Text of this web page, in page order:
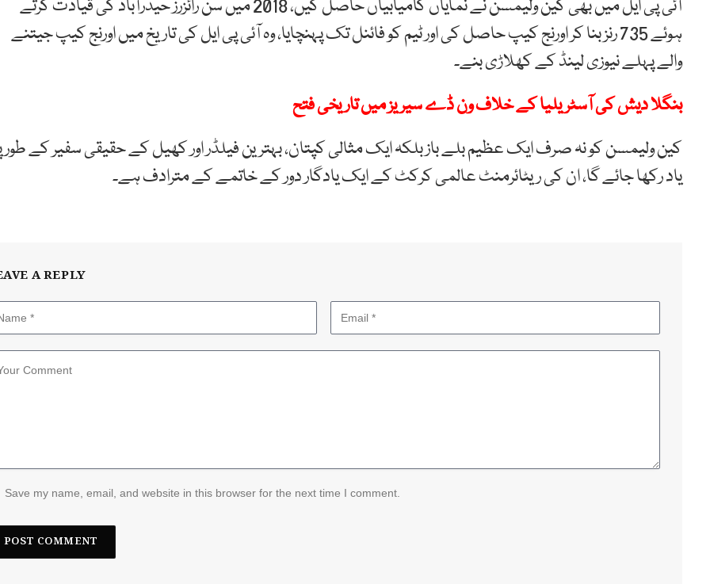
آئی پی ایل میں بھی کین ولیمسن نے نمایاں کامیابیاں حاصل کیں، 2018 میں سن رائزرز حیدرآباد کی قیادت کرتے
ہوئے 735 رنز بنا کر اورنج کیپ حاصل کی اور ٹیم کو فائنل تک پہنچایا، وہ آئی پی ایل کی تاریخ میں اورنج کیپ جیتنے
والے پہلے نیوزی لینڈ کے کھلاڑی بنے۔
بنگلا دیش کی آسٹریلیا کے خلاف ون ڈے سیریز میں تاریخی فتح
کین ولیمسن کو نہ صرف ایک عظیم بلے باز بلکہ ایک مثالی کپتان، بہترین فیلڈر اور کھیل کے حقیقی سفیر کے طور
یاد رکھا جائے گا، ان کی ریٹائرمنٹ عالمی کرکٹ کے ایک یادگار دور کے خاتمے کے مترادف ہے۔
A REPLY
Save my name, email, and website in this browser for the next time I comment.